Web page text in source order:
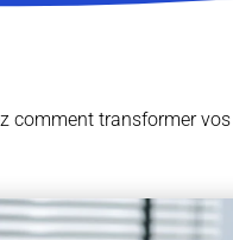
comment transformer